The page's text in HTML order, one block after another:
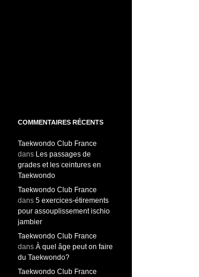
COMMENTAIRES RÉCENTS
Taekwondo Club France
dans Les passages de
grades et les ceintures en
Taekwondo
Taekwondo Club France
dans 5 exercices-étirements
pour assouplissement ischio
jambier
Taekwondo Club France
dans À quel âge peut on faire
du Taekwondo?
Taekwondo Club France